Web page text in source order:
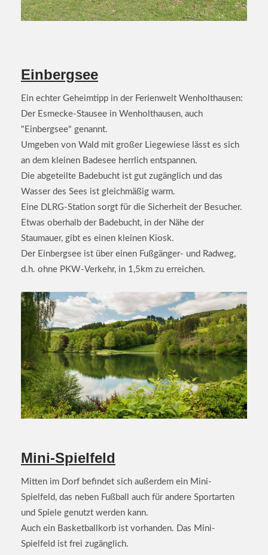
Einbergsee
Ein echter Geheimtipp in der Ferienwelt Wenholthausen:
Der Esmecke-Stausee in Wenholthausen, auch
"Einbergsee" genannt.
Umgeben von Wald mit großer Liegewiese lässt es sich
an dem kleinen Badesee herrlich entspannen.
Die abgeteilte Badebucht ist gut zugänglich und das
Wasser des Sees ist gleichmäßig warm.
Eine DLRG-Station sorgt für die Sicherheit der Besucher.
Etwas oberhalb der Badebucht, in der Nähe der
Staumauer, gibt es einen kleinen Kiosk.
Der Einbergsee ist über einen Fußgänger- und Radweg,
d.h. ohne PKW-Verkehr, in 1,5km zu erreichen.
Mini-Spielfeld
Mitten im Dorf befindet sich außerdem ein Mini-
Spielfeld, das neben Fußball auch für andere Sportarten
und Spiele genutzt werden kann.
Auch ein Basketballkorb ist vorhanden. Das Mini-
Spielfeld ist frei zugänglich.